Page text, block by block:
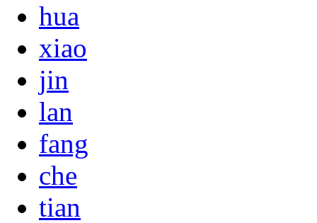
hua
xiao
jin
lan
fang
che
tian